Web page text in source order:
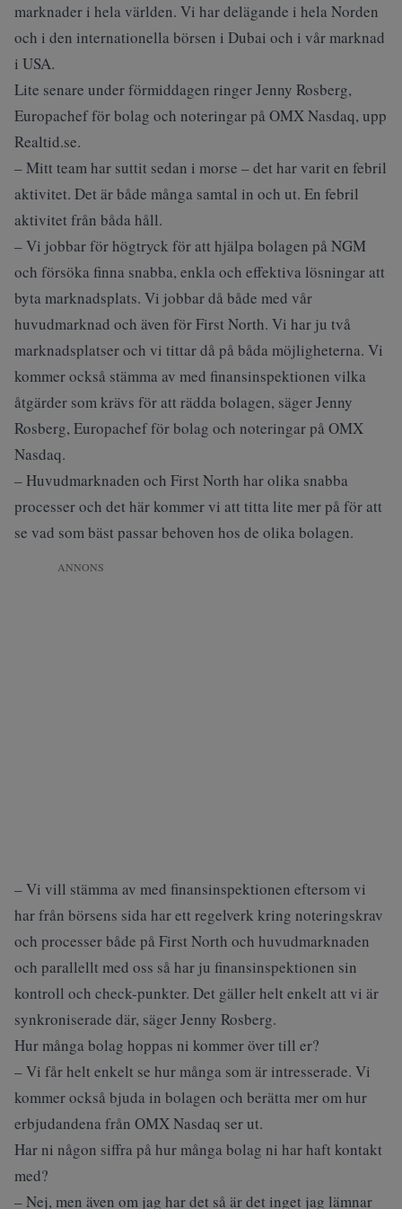
marknader i hela världen. Vi har delägande i hela Norden
och i den internationella börsen i Dubai och i vår marknad
i USA.
Lite senare under förmiddagen ringer Jenny Rosberg,
Europachef för bolag och noteringar på OMX Nasdaq, upp
Realtid.se.
– Mitt team har suttit sedan i morse – det har varit en febril
aktivitet. Det är både många samtal in och ut. En febril
aktivitet från båda håll.
– Vi jobbar för högtryck för att hjälpa bolagen på NGM
och försöka finna snabba, enkla och effektiva lösningar att
byta marknadsplats. Vi jobbar då både med vår
huvudmarknad och även för First North. Vi har ju två
marknadsplatser och vi tittar då på båda möjligheterna. Vi
kommer också stämma av med finansinspektionen vilka
åtgärder som krävs för att rädda bolagen, säger Jenny
Rosberg, Europachef för bolag och noteringar på OMX
Nasdaq.
– Huvudmarknaden och First North har olika snabba
processer och det här kommer vi att titta lite mer på för att
se vad som bäst passar behoven hos de olika bolagen.
ANNONS
– Vi vill stämma av med finansinspektionen eftersom vi
har från börsens sida har ett regelverk kring noteringskrav
och processer både på First North och huvudmarknaden
och parallellt med oss så har ju finansinspektionen sin
kontroll och check-punkter. Det gäller helt enkelt att vi är
synkroniserade där, säger Jenny Rosberg.
Hur många bolag hoppas ni kommer över till er?
– Vi får helt enkelt se hur många som är intresserade. Vi
kommer också bjuda in bolagen och berätta mer om hur
erbjudandena från OMX Nasdaq ser ut.
Har ni någon siffra på hur många bolag ni har haft kontakt
med?
– Nej, men även om jag har det så är det inget jag lämnar